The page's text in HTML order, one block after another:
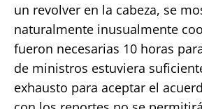
un revolver en la cabeza, se
naturalmente inusualmente
fueron necesarias 10 horas
de ministros estuviera
exhausto para aceptar el